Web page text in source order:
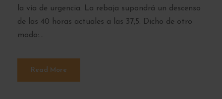
la vía de urgencia. La rebaja supondrá un descenso
de las 40 horas actuales a las 37,5. Dicho de otro
modo:...
Read More